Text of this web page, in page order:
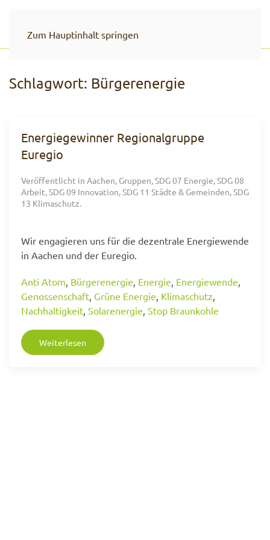
Zum Hauptinhalt springen
Schlagwort: Bürgerenergie
Energiegewinner Regionalgruppe
Euregio
Veröffentlicht in Aachen, Gruppen,SDG 07 Energie,SDG 08
Arbeit,SDG 09 Innovation,SDG 11 Städte & Gemeinden,SDG
13 Klimaschutz.
Wir engagieren uns für die dezentrale Energiewende
in Aachen und der Euregio.
Anti Atom, Bürgerenergie, Energie, Energiewende,
Genossenschaft, Grüne Energie, Klimaschutz,
Nachhaltigkeit, Solarenergie, Stop Braunkohle
Weiterlesen